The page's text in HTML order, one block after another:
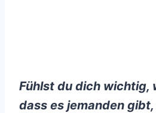
Fühlst du dich wichtig,
dass es jemanden